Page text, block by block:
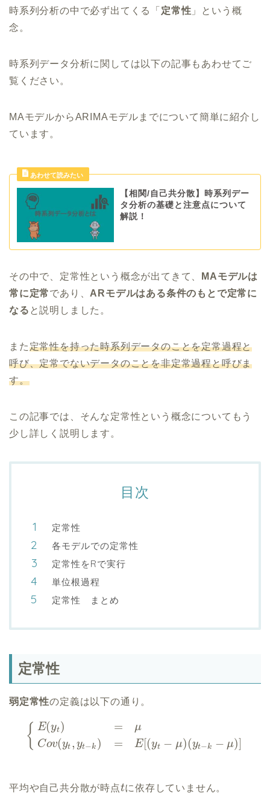
時系列分析の中で必ず出てくる「 定常性 」という概
念。
時系列データ分析に関しては以下の記事もあわせてご
覧ください。
MAモデルからARIMAモデルまでについて簡単に紹介し
ています。
【相関/自己共分散】時系列デー
タ分析の基礎と注意点について
解説！
その中で、定常性という概念が出てきて、
MAモデルは
常に定常であり、 ARモデルはある条件のもとで定常に
なる と説明しました。
また定常性を持った時系列データのことを定常過程と
呼び、定常でないデータのことを非定常過程と呼びま
す。
この記事では、そんな定常性という概念についてもう
少し詳しく説明します。
目次
定常性
各モデルでの定常性
定常性をRで実行
単位根過程
定常性 まとめ
定常性
弱定常性の定義は以下の通り。
{ E(yt)
Cov(yt , yt−k )
=
=
μ
E[(yt − μ)(yt−k − μ)]
平均や自己共分散が時点tに依存していません。